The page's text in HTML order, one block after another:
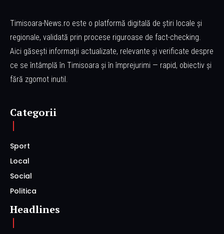
Timisoara-News.ro este o platformă digitală de știri locale și
regionale, validată prin procese riguroase de fact-checking.
Aici găsești informații actualizate, relevante și verificate despre
ce se întâmplă în Timisoara și în împrejurimi — rapid, obiectiv și
fără zgomot inutil.
Categorii
Sport
Local
Social
Politica
Headlines